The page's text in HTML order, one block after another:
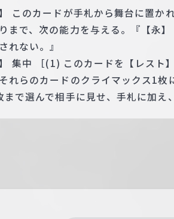
】 このカードが手札から舞台に置
まで、次の能力を与える。『【永
れない。』
】 集中 ［(1) このカードを【レスト
れらのカードのクライマックス1
まで選んで相手に見せ、手札に加え